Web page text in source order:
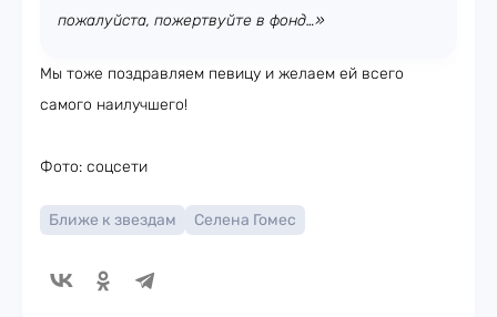
пожалуйста, пожертвуйте в фонд…»
Мы тоже поздравляем певицу и желаем ей всего
самого наилучшего!
Фото: соцсети
Ближе к звездам Селена Гомес